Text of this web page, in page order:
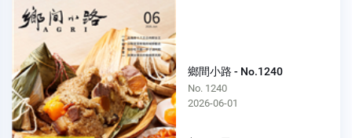
鄉間小路 - No.1240
No. 1240
2026-06-01